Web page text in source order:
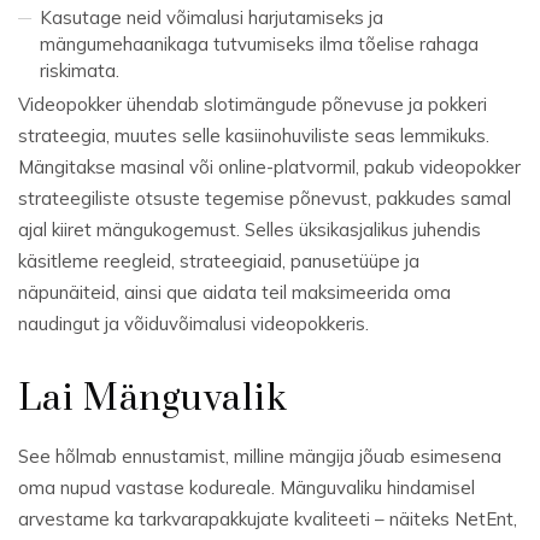
Kasutage neid võimalusi harjutamiseks ja
mängumehaanikaga tutvumiseks ilma tõelise rahaga
riskimata.
Videopokker ühendab slotimängude põnevuse ja pokkeri
strateegia, muutes selle kasiinohuviliste seas lemmikuks.
Mängitakse masinal või online-platvormil, pakub videopokker
strateegiliste otsuste tegemise põnevust, pakkudes samal
ajal kiiret mängukogemust. Selles üksikasjalikus juhendis
käsitleme reegleid, strateegiaid, panusetüüpe ja
näpunäiteid, ainsi que aidata teil maksimeerida oma
naudingut ja võiduvõimalusi videopokkeris.
Lai Mänguvalik
See hõlmab ennustamist, milline mängija jõuab esimesena
oma nupud vastase kodureale. Mänguvaliku hindamisel
arvestame ka tarkvarapakkujate kvaliteeti – näiteks NetEnt,